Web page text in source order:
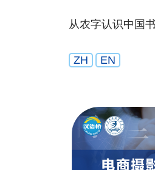
从农字认识中国
ZH EN